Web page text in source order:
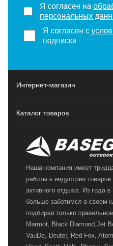
Я согласен на
персональных
Я согласен с
подписки
Интернет-магазин
Каталог товаров
Наша компания имеет
работы в индустрии
активного отдыха. Из года
больше заботимся о своем
подбирая только
Marmot, Black Diamond,Jet
VauDe, Deuter, Red Fox,